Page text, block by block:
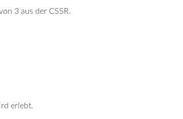
3 aus der CSSR.
erlebt.